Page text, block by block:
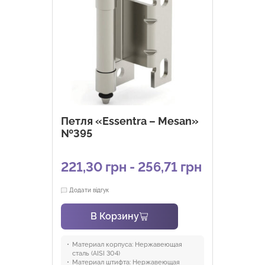
Петля «Essentra – Mesan»
№395
221,30 грн - 256,71 грн
Додати відгук
В Корзину
Материал корпуса: Нержавеющая
сталь (AISI 304)
Материал штифта: Нержавеющая